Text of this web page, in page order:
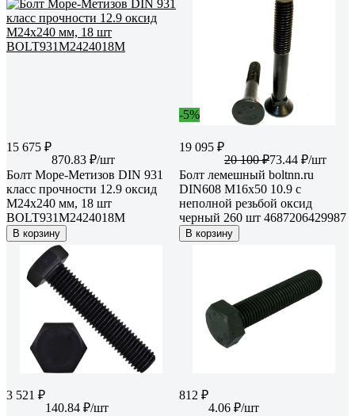
15 675 ₽
870.83 ₽/шт
Болт Море-Метизов DIN 931
класс прочности 12.9 оксид
M24x240 мм, 18 шт
BOLT931М2424018М
В корзину
-5%
19 095 ₽
20 100 ₽73.44 ₽/шт
Болт лемешный boltnn.ru
DIN608 M16x50 10.9 с
неполной резьбой оксид
черный 260 шт 4687206429987
В корзину
3 521 ₽
140.84 ₽/шт
812 ₽
4.06 ₽/шт